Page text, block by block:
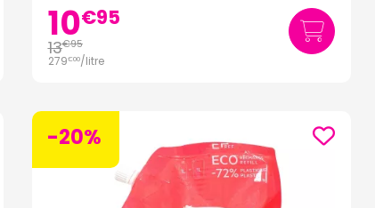
10€95
13€95
279€00/litre
-20%